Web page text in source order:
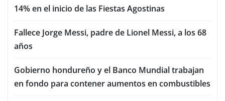
14% en el inicio de las Fiestas Agostinas
Fallece Jorge Messi, padre de Lionel Messi, a los 68
años
Gobierno hondureño y el Banco Mundial trabajan
en fondo para contener aumentos en combustibles